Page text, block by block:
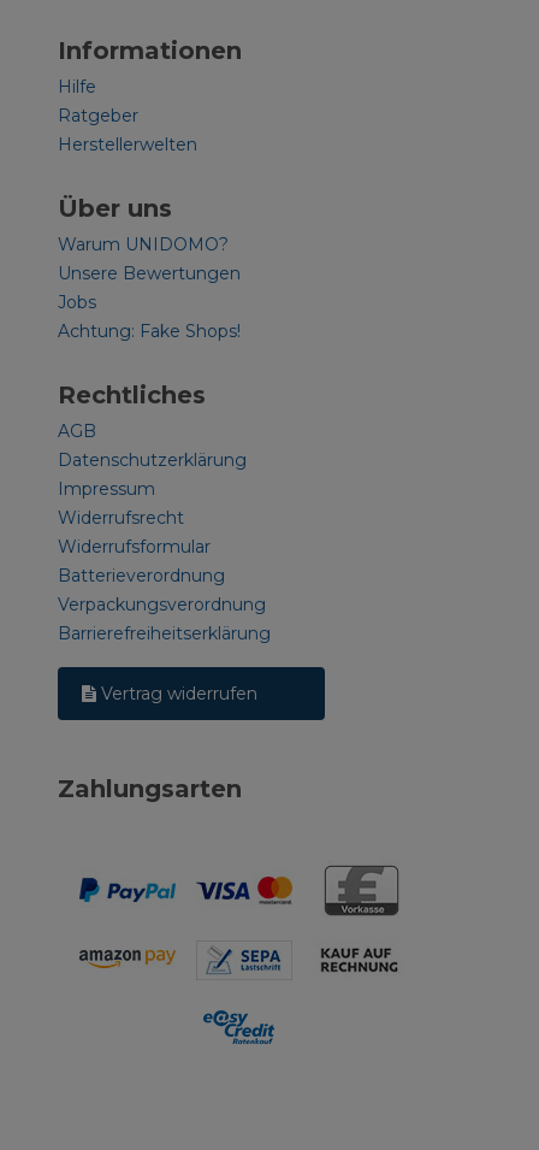
Informationen
Hilfe
Ratgeber
Herstellerwelten
Über uns
Warum UNIDOMO?
Unsere Bewertungen
Jobs
Achtung: Fake Shops!
Rechtliches
AGB
Datenschutzerklärung
Impressum
Widerrufsrecht
Widerrufsformular
Batterieverordnung
Verpackungsverordnung
Barrierefreiheitserklärung
Vertrag widerrufen
Zahlungsarten